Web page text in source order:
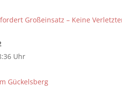
Großeinsatz – Keine
Uhr
Gückelsberg